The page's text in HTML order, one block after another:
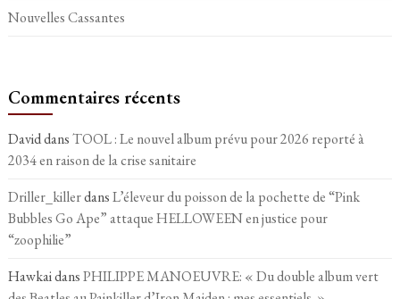
Nouvelles Cassantes
Commentaires récents
DaviddansTOOL : Le nouvel album prévu pour 2026 reporté à
2034 en raison de la crise sanitaire
Driller_killerdansL’éleveur du poisson de la pochette de “Pink
Bubbles Go Ape” attaque HELLOWEEN en justice pour
“zoophilie”
HawkaidansPHILIPPE MANOEUVRE: « Du double album vert